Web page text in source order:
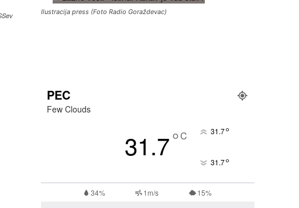
Ilustracija press (Foto Radio Goraždevac)
PEC
Few Clouds
31.7°C 31.7°
31.7°
34% 1m/s 15%